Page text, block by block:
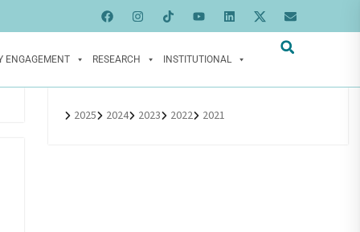
ENGAGEMENT RESEARCH INSTITUTIONAL
2025 2024 2023 2022 2021